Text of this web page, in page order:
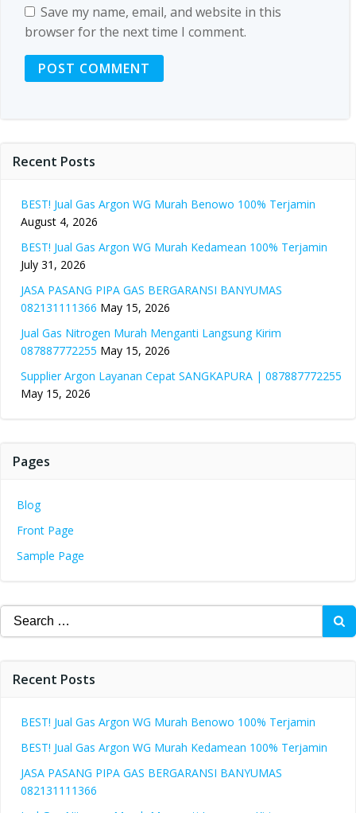
Save my name, email, and website in this
browser for the next time I comment.
Recent Posts
BEST! Jual Gas Argon WG Murah Benowo 100% Terjamin
August 4, 2026
BEST! Jual Gas Argon WG Murah Kedamean 100% Terjamin
July 31, 2026
JASA PASANG PIPA GAS BERGARANSI BANYUMAS
082131111366 May 15, 2026
Jual Gas Nitrogen Murah Menganti Langsung Kirim
087887772255 May 15, 2026
Supplier Argon Layanan Cepat SANGKAPURA | 087887772255
May 15, 2026
Pages
Blog
Front Page
Sample Page
Search
for:
Recent Posts
BEST! Jual Gas Argon WG Murah Benowo 100% Terjamin
BEST! Jual Gas Argon WG Murah Kedamean 100% Terjamin
JASA PASANG PIPA GAS BERGARANSI BANYUMAS
082131111366